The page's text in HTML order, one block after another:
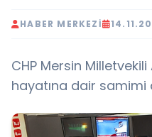
HABER MERKEZI
CHP Mersin
hayatına dair samimi